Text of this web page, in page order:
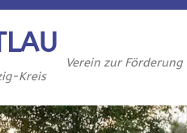
Verein zur Förderung
Kreis